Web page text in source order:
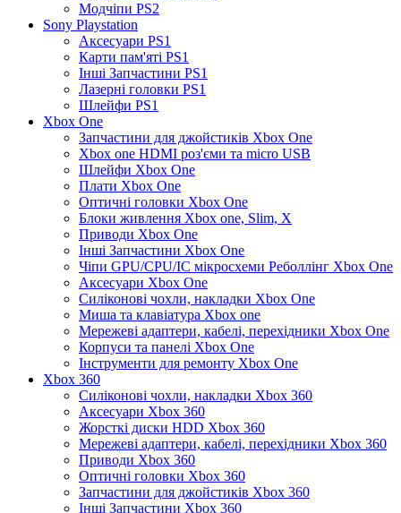
Модчіпи PS2
Sony Playstation
Аксесуари PS1
Карти пам'яті PS1
Інші Запчастини PS1
Лазерні головки PS1
Шлейфи PS1
Xbox One
Запчастини для джойстиків Xbox One
Xbox one HDMI роз'єми та micro USB
Шлейфи Xbox One
Плати Xbox One
Оптичні головки Xbox One
Блоки живлення Xbox one, Slim, X
Приводи Xbox One
Інші Запчастини Xbox One
Чіпи GPU/CPU/IC мікросхеми Реболлінг Xbox One
Аксесуари Xbox One
Силіконові чохли, накладки Xbox One
Миша та клавіатура Xbox one
Мережеві адаптери, кабелі, перехідники Xbox One
Корпуси та панелі Xbox One
Інструменти для ремонту Xbox One
Xbox 360
Силіконові чохли, накладки Xbox 360
Аксесуари Xbox 360
Жорсткі диски HDD Xbox 360
Мережеві адаптери, кабелі, перехідники Xbox 360
Приводи Xbox 360
Оптичні головки Xbox 360
Запчастини для джойстиків Xbox 360
Інші Запчастини Xbox 360